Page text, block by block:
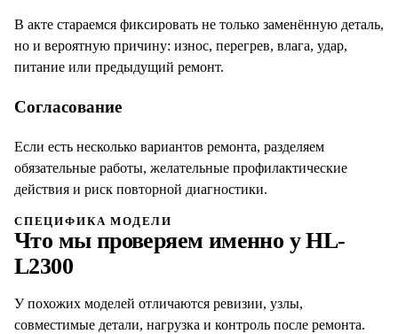
В акте стараемся фиксировать не только заменённую деталь,
но и вероятную причину: износ, перегрев, влага, удар,
питание или предыдущий ремонт.
Согласование
Если есть несколько вариантов ремонта, разделяем
обязательные работы, желательные профилактические
действия и риск повторной диагностики.
СПЕЦИФИКА МОДЕЛИ
Что мы проверяем именно уHL-
L2300
У похожих моделей отличаются ревизии, узлы,
совместимые детали, нагрузка и контроль после ремонта.